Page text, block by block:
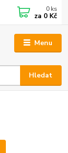
Menu
Hledat
0 ks
za 0 Kč